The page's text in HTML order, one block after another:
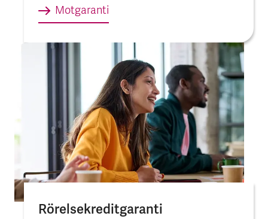
förmånstagaren, vanligtvis köparen, begär
utbetalning.
Motgaranti
Rörelse­kredit­garanti